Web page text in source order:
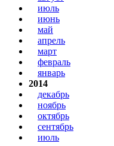
июль
июнь
май
апрель
март
февраль
январь
2014
декабрь
ноябрь
октябрь
сентябрь
июль